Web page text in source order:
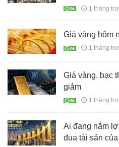
1 tháng
Giá vàng hôm
1 tháng
Giá vàng, bạc
giảm
1 tháng
Ai đang nắm
đua tài sản